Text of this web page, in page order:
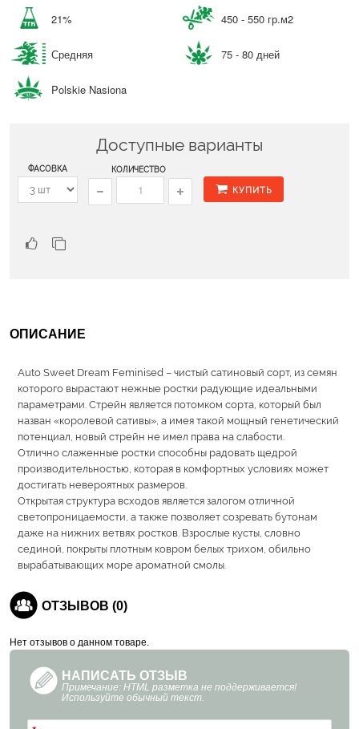
21% 450 - 550 гр.м2
Средняя 75 - 80 дней
Polskie Nasiona
Доступные варианты
ФАСОВКА КОЛИЧЕСТВО
КУПИТЬ
ОПИСАНИЕ
Auto Sweet Dream Feminised – чистый сатиновый сорт, из семян
которого вырастают нежные ростки радующие идеальными
параметрами. Стрейн является потомком сорта, который был
назван «королевой сативы», а имея такой мощный генетический
потенциал, новый стрейн не имел права на слабости.
Отлично слаженные ростки способны радовать щедрой
производительностью, которая в комфортных условиях может
достигать невероятных размеров.
Открытая структура всходов является залогом отличной
светопроницаемости, а также позволяет созревать бутонам
даже на нижних ветвях ростков. Взрослые кусты, словно
сединой, покрыты плотным ковром белых трихом, обильно
вырабатывающих море ароматной смолы.
ОТЗЫВОВ (0)
Нет отзывов о данном товаре.
НАПИСАТЬ ОТЗЫВ
Примечание: HTML разметка не поддерживается!
Используйте обычный текст.